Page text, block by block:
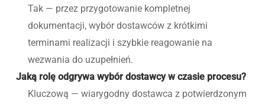
Tak — przez przygotowanie kompletnej
dokumentacji, wybór dostawców z krótkimi
terminami realizacji i szybkie reagowanie na
wezwania do uzupełnień.
Jaką rolę odgrywa wybór dostawcy w czasie procesu?
Kluczową — wiarygodny dostawca z potwierdzonym